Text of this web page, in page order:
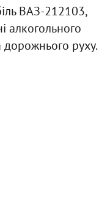
ВАЗ-212103,
алкогольного
руху.